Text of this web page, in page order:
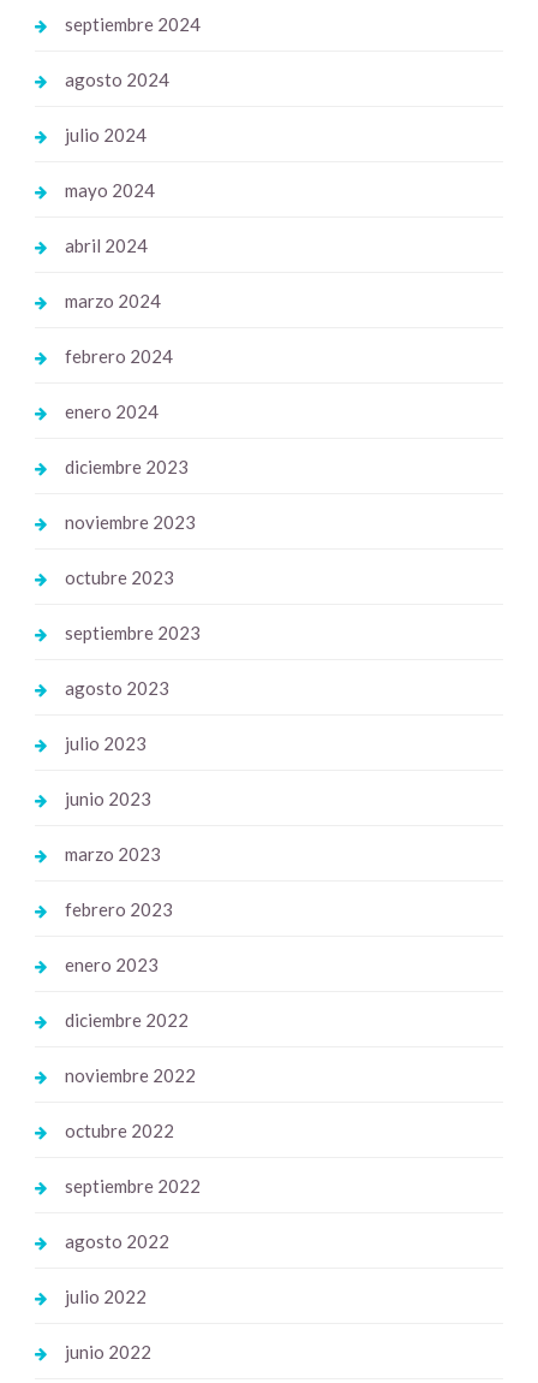
septiembre 2024
agosto 2024
julio 2024
mayo 2024
abril 2024
marzo 2024
febrero 2024
enero 2024
diciembre 2023
noviembre 2023
octubre 2023
septiembre 2023
agosto 2023
julio 2023
junio 2023
marzo 2023
febrero 2023
enero 2023
diciembre 2022
noviembre 2022
octubre 2022
septiembre 2022
agosto 2022
julio 2022
junio 2022